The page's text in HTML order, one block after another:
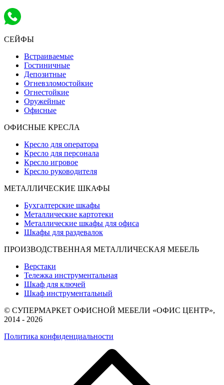
СЕЙФЫ
Встраиваемые
Гостиничные
Депозитные
Огневзломостойкие
Огнестойкие
Оружейные
Офисные
ОФИСНЫЕ КРЕСЛА
Кресло для оператора
Кресло для персонала
Кресло игровое
Кресло руководителя
МЕТАЛЛИЧЕСКИЕ ШКАФЫ
Бухгалтерские шкафы
Металлические картотеки
Металлические шкафы для офиса
Шкафы для раздевалок
ПРОИЗВОДСТВЕННАЯ МЕТАЛЛИЧЕСКАЯ МЕБЕЛЬ
Верстаки
Тележка инструментальная
Шкаф для ключей
Шкаф инструментальный
© СУПЕРМАРКЕТ ОФИСНОЙ МЕБЕЛИ «ОФИС ЦЕНТР»,
2014 - 2026
Политика конфиденциальности